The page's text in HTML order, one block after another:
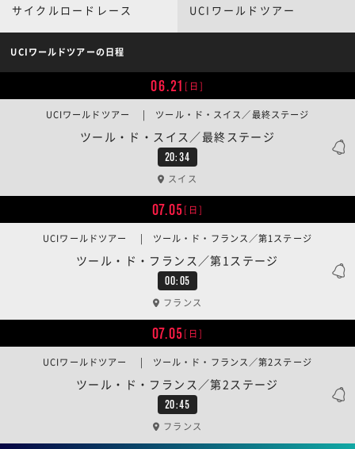
サイクルロードレース UCIワールドツアー
UCIワールドツアーの日程
06.21 [日]
20:34
ツール・ド・スイス／最終ステージ
UCIワールドツアー | ツール・ド・スイス／最終ステージ
スイス
07.05[日]
00:05
ツール・ド・フランス／第1ステージ
UCIワールドツアー | ツール・ド・フランス／第1ステージ
フランス
07.05[日]
20:45
ツール・ド・フランス／第2ステージ
UCIワールドツアー | ツール・ド・フランス／第2ステージ
フランス